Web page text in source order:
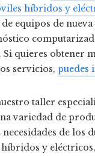
híbridos y
equipos de
Si quieres obtener
servicios, puedes
taller
variedad de
necesidades de los
y